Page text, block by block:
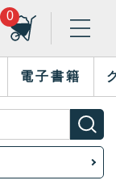
0
電子書籍